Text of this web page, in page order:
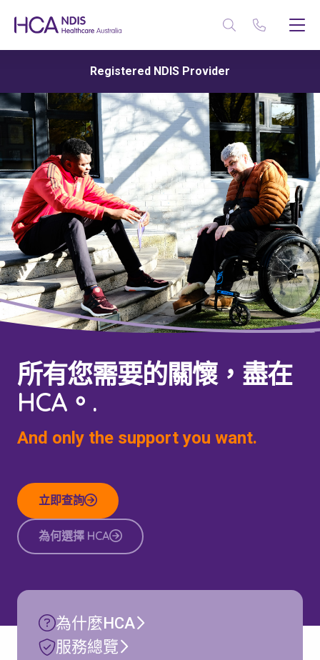
Registered NDIS Provider
所有您需要的關懷，盡在
HCA。.
And only the support you want.
立即查詢
為何選擇 HCA
為什麼HCA
服務總覽